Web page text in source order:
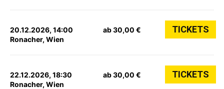
20.12.2026, 14:00
Ronacher, Wien
ab 30,00 € TICKETS
22.12.2026, 18:30
Ronacher, Wien
ab 30,00 € TICKETS